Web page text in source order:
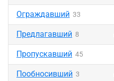
Ограждавший 33
Предлагавший 8
Пропускавший 45
Пообносивший 3